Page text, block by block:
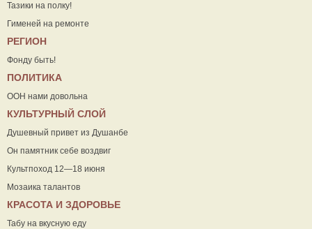
Тазики на полку!
Гименей на ремонте
РЕГИОН
Фонду быть!
ПОЛИТИКА
ООН нами довольна
КУЛЬТУРНЫЙ СЛОЙ
Душевный привет из Душанбе
Он памятник себе воздвиг
Культпоход 12—18 июня
Мозаика талантов
КРАСОТА И ЗДОРОВЬЕ
Табу на вкусную еду